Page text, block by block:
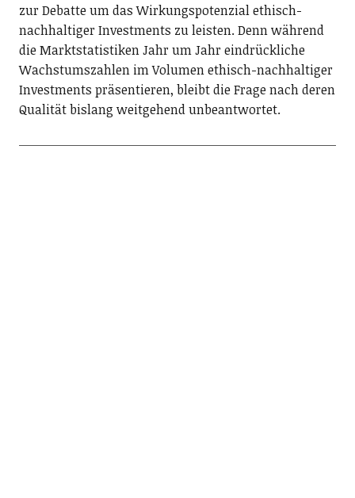
zur Debatte um das Wirkungspotenzial ethisch-
nachhaltiger Investments zu leisten. Denn während
die Marktstatistiken Jahr um Jahr eindrückliche
Wachstumszahlen im Volumen ethisch-nachhaltiger
Investments präsentieren, bleibt die Frage nach deren
Qualität bislang weitgehend unbeantwortet.